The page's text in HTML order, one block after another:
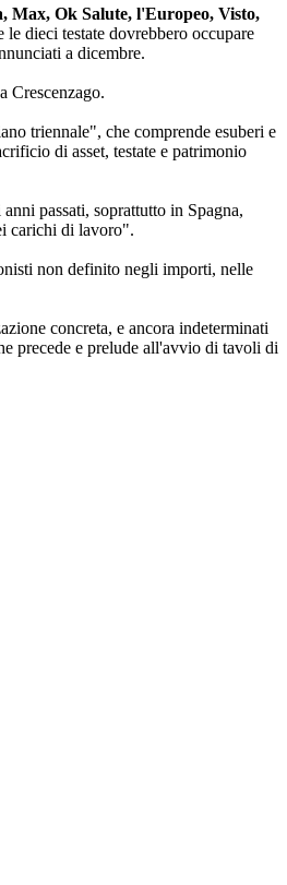
Max, Ok Salute, l'Europeo, Visto,
dieci testate dovrebbero occupare
a dicembre.
Crescenzago.
triennale", che comprende esuberi e
di asset, testate e patrimonio
passati, soprattutto in Spagna,
carichi di lavoro".
non definito negli importi, nelle
concreta, e ancora indeterminati
precede e prelude all'avvio di tavoli di